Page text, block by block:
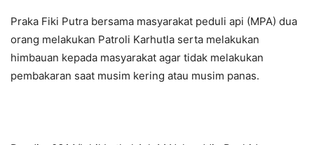
Praka Fiki Putra bersama masyarakat peduli api (MPA) dua
orang melakukan Patroli Karhutla serta melakukan
himbauan kepada masyarakat agar tidak melakukan
pembakaran saat musim kering atau musim panas.